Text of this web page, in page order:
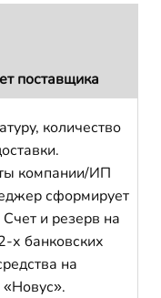
поставщика
количество
компании/ИП
сформирует
и резерв на
х банковских
на